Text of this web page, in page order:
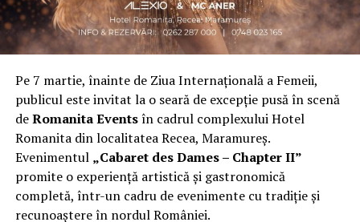
„Dacă nu eu, atunci cine?”spune clujeancaCarmen
Mihalca, fondatoareaAntreprenoare.ro. Din această
întrebare s-a născut campania.
Cine a ales să fie vizibilă la Cluj
Femeile prezente la evenimentul din Cluj-Napoca
provin din domenii complet diferite. Câteva dintre ele:
Andreea Faur, specialist SEO, spune că a fi vizibilă
înseamnă să te asociezi cu brandul companiei pe care o
reprezinți și să educi publicul țintă. Mesajul ei pentru
Pe 7 martie, înainte de Ziua Internațională a Femeii,
publicul este invitat la o seară de excepție pusă în scenă
deRomanita Eventsîn cadrul complexului Hotel
Romanita din localitatea Recea, Maramureș.
Evenimentul „Cabaret des Dames – Chapter II”
promite o experiență artistică și gastronomică
completă, într-un cadru de evenimente cu tradiție și
recunoaștere în nordul României.